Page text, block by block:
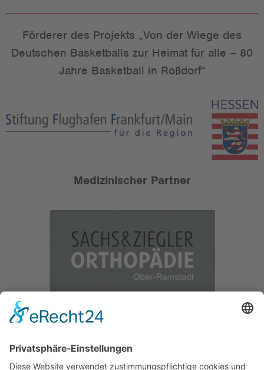
Förderer des Projekts „Von der Wiege des
Deutschen Basketballs zur Heimat für alle – 80
Jahre Basketball in Roßdorf“
Medizinischer Partner
Offizieller Partnerverein der